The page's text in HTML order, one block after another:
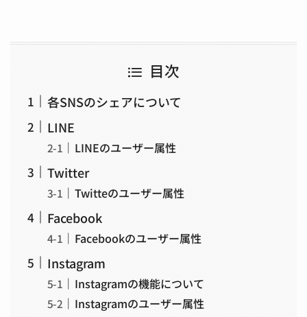
目次
各SNSのシェアについて
LINE
LINEのユーザー属性
Twitter
Twitteのユーザー属性
Facebook
Facebookのユーザー属性
Instagram
Instagramの機能について
Instagramのユーザー属性